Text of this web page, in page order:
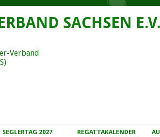
SACHSEN E.V.
SEGLERTAG 2027
REGATTAKALENDER